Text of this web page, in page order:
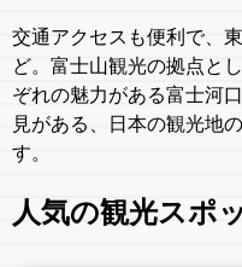
交通アクセスも便利で、
ど。富士山観光の拠点と
ぞれの魅力がある富士河
見がある、日本の観光地
す。
人気の観光スポ